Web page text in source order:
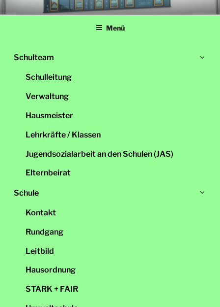
Zum
InhaltLINDENSCHULE
Grundschule Schwandorf
Menü
Schulteam
Schulleitung
Verwaltung
Hausmeister
Lehrkräfte / Klassen
Jugendsozialarbeit an den Schulen (JAS)
Elternbeirat
Schule
Kontakt
Rundgang
Leitbild
Hausordnung
STARK + FAIR